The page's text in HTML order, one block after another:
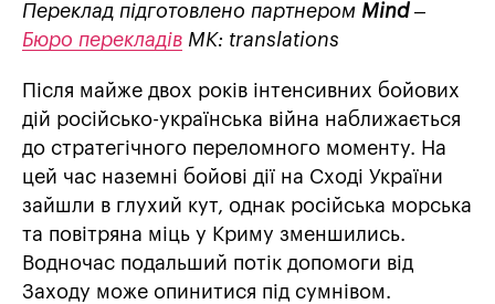
Переклад підготовлено партнером Mind–
Бюро перекладів MK: translations
Після майже двох років інтенсивних бойових
дій російсько-українська війна наближається
до стратегічного переломного моменту. На
цей час наземні бойові дії на Сході України
зайшли в глухий кут, однак російська морська
та повітряна міць у Криму зменшились.
Водночас подальший потік допомоги від
Заходу може опинитися під сумнівом.